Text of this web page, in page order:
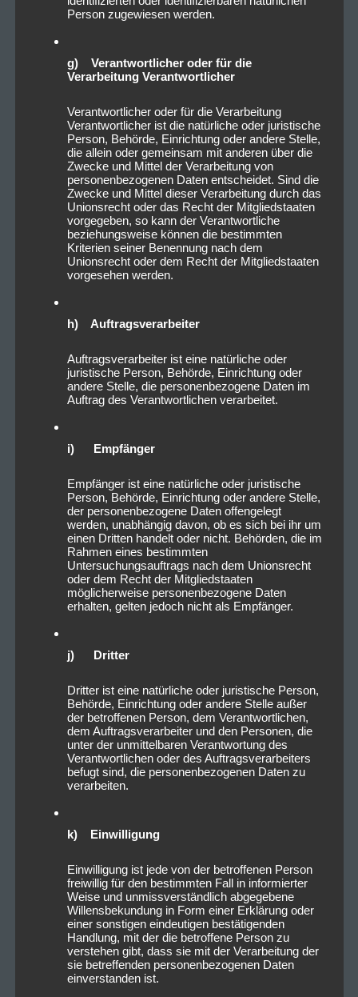
Person zugewiesen werden.
g) Verantwortlicher oder für die
Verarbeitung Verantwortlicher
Verantwortlicher oder für die Verarbeitung
Verantwortlicher ist die natürliche oder juristische
Person, Behörde, Einrichtung oder andere Stelle,
die allein oder gemeinsam mit anderen über die
Zwecke und Mittel der Verarbeitung von
personenbezogenen Daten entscheidet. Sind die
Zwecke und Mittel dieser Verarbeitung durch das
Unionsrecht oder das Recht der Mitgliedstaaten
vorgegeben, so kann der Verantwortliche
beziehungsweise können die bestimmten
Kriterien seiner Benennung nach dem
Unionsrecht oder dem Recht der Mitgliedstaaten
vorgesehen werden.
h) Auftragsverarbeiter
Auftragsverarbeiter ist eine natürliche oder
juristische Person, Behörde, Einrichtung oder
andere Stelle, die personenbezogene Daten im
Auftrag des Verantwortlichen verarbeitet.
i) Empfänger
Empfänger ist eine natürliche oder juristische
Person, Behörde, Einrichtung oder andere Stelle,
der personenbezogene Daten offengelegt
werden, unabhängig davon, ob es sich bei ihr um
einen Dritten handelt oder nicht. Behörden, die im
Rahmen eines bestimmten
Untersuchungsauftrags nach dem Unionsrecht
oder dem Recht der Mitgliedstaaten
möglicherweise personenbezogene Daten
erhalten, gelten jedoch nicht als Empfänger.
j) Dritter
Dritter ist eine natürliche oder juristische Person,
Behörde, Einrichtung oder andere Stelle außer
der betroffenen Person, dem Verantwortlichen,
dem Auftragsverarbeiter und den Personen, die
unter der unmittelbaren Verantwortung des
Verantwortlichen oder des Auftragsverarbeiters
befugt sind, die personenbezogenen Daten zu
verarbeiten.
k) Einwilligung
Einwilligung ist jede von der betroffenen Person
freiwillig für den bestimmten Fall in informierter
Weise und unmissverständlich abgegebene
Willensbekundung in Form einer Erklärung oder
einer sonstigen eindeutigen bestätigenden
Handlung, mit der die betroffene Person zu
verstehen gibt, dass sie mit der Verarbeitung der
sie betreffenden personenbezogenen Daten
einverstanden ist.